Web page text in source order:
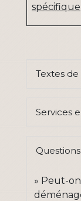
spécifique
Textes
Services
Peut-on